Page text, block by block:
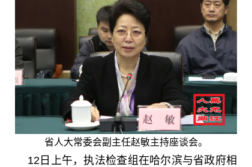
省人大常委会副主任赵敏主持座谈会。
12日上午，执法检查组在哈尔滨与省政府相